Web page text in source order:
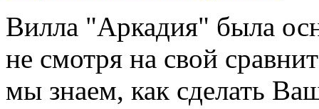
Вилла "Аркадия" была
не смотря на свой
мы знаем, как сделать